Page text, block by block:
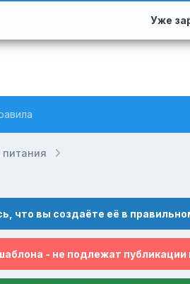
Уже
питания
что вы создаёте её в
- не подлежат публикации